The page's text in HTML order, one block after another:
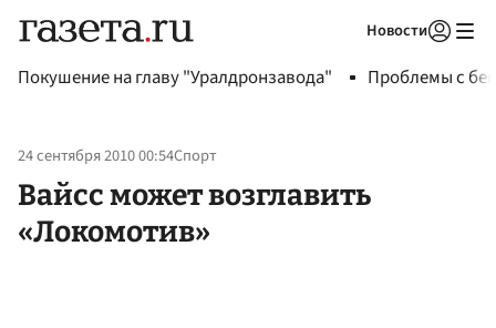
Новости
Покушение на главу "Уралдронзавода" Проблемы с
24 сентября 2010 00:54Спорт
Вайсс может возглавить
«Локомотив»